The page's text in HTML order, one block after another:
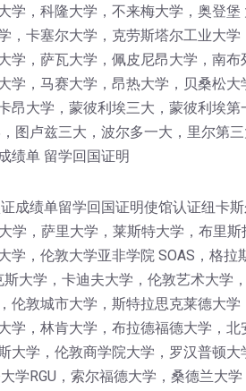
学，科隆大学，不来梅大学，奥登
，卡塞尔大学，克劳斯塔尔工业大
学，萨瓦大学，佩皮尼昂大学，南
学，马赛大学，昂热大学，贝桑松
昂大学，蒙彼利埃三大，蒙彼利埃
图卢兹三大，波尔多一大，里尔第
绩单 留学回国证明
成绩单留学回国证明使馆认证纽卡
学，萨里大学，莱斯特大学，布里
学，伦敦大学亚非学院 SOAS，格
大学，卡迪夫大学，伦敦艺术大
伦敦城市大学，斯特拉思克莱德大
学，林肯大学，布拉德福德大学，
大学，伦敦商学院大学，罗汉普顿
学RGU，索尔福德大学，桑德兰大